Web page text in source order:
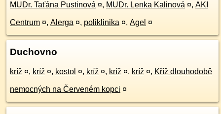
MUDr. Taťána Pustinová ¤, MUDr. Lenka Kalinová ¤, AKI
Centrum ¤, Alerga ¤, poliklinika ¤, Agel ¤
Duchovno
kríž ¤, kríž ¤, kostol ¤, kríž ¤, kríž ¤, kríž ¤, Kříž dlouhodobě
nemocných na Červeném kopci ¤